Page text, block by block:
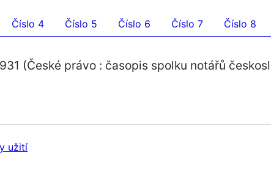
Číslo 4 Číslo 5 Číslo 6 Číslo 7 Číslo 8
(České právo : časopis spolku notářů
užití